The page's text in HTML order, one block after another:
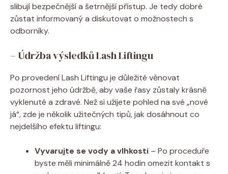
slibují bezpečnější a šetrnější přístup. Je tedy dobré
zůstat informovaný a diskutovat o možnostech s
odborníky.
– Údržba výsledků Lash Liftingu
Po provedení Lash Liftingu je důležité věnovat
pozornost jeho údržbě, aby vaše řasy zůstaly krásně
vyklenuté a zdravé. Než si užijete pohled na své „nové
já“, zde je několik užitečných tipů, jak dosáhnout co
nejdelšího efektu liftingu:
Vyvarujte se vody a vlhkosti – Po proceduře
byste měli minimálně 24 hodin omezit kontakt s